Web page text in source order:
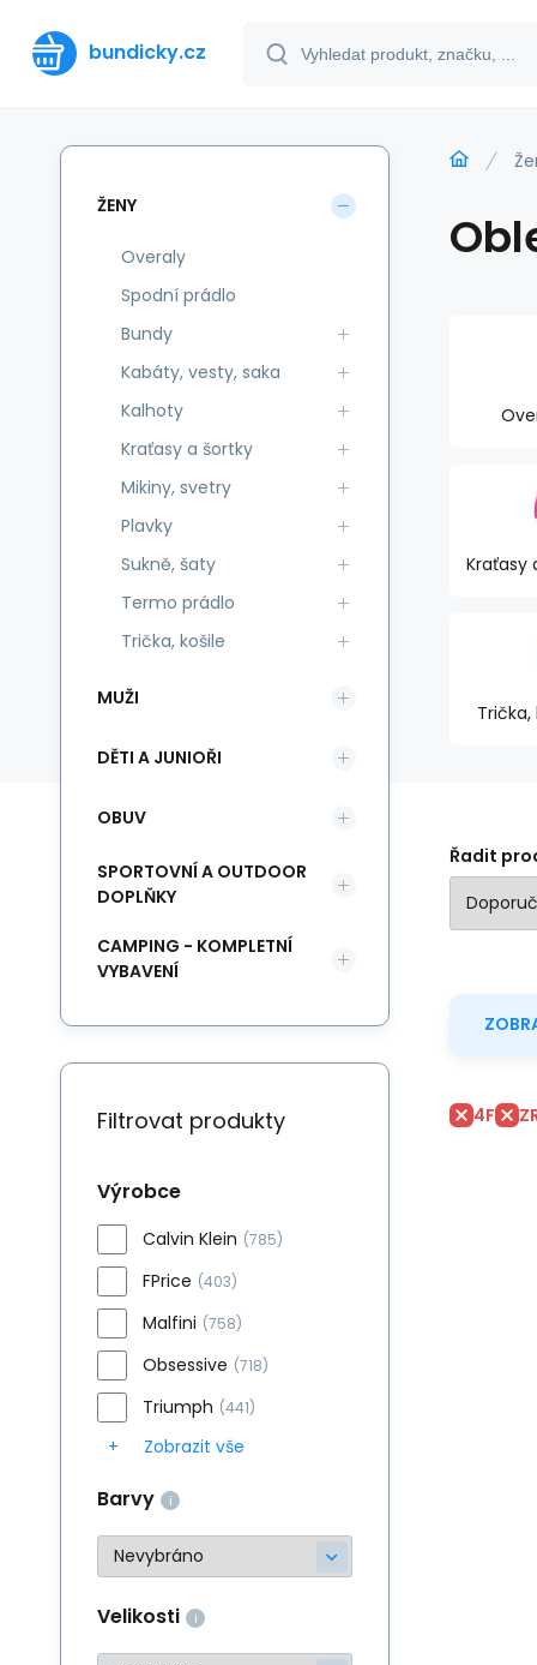
bundicky.cz
Kraťasy
Trička,
Řadit
4F
ŽENY
Overaly
Spodní prádlo
Bundy
Kabáty, vesty, saka
Kalhoty
Kraťasy a šortky
Mikiny, svetry
Plavky
Sukně, šaty
Termo prádlo
Trička, košile
MUŽI
DĚTI A JUNIOŘI
OBUV
SPORTOVNÍ A OUTDOOR
DOPLŇKY
CAMPING - KOMPLETNÍ
VYBAVENÍ
Filtrovat produkty
Výrobce
Calvin Klein (785)
FPrice (403)
Malfini (758)
Obsessive (718)
Triumph (441)
Zobrazit vše
Barvy
Velikosti